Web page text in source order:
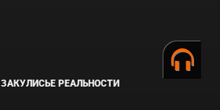
ЗАКУЛИСЬЕ РЕАЛЬНОСТИ